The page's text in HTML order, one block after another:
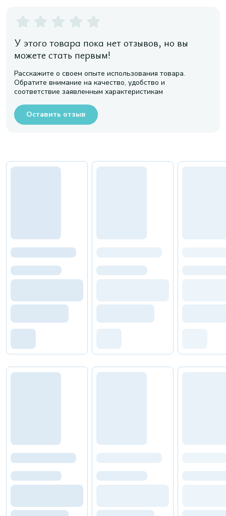
У этого товара пока нет отзывов, но вы
можете стать первым!
Расскажите о своем опыте использования товара.
Обратите внимание на качество, удобство и
соответствие заявленным характеристикам
Оставить отзыв